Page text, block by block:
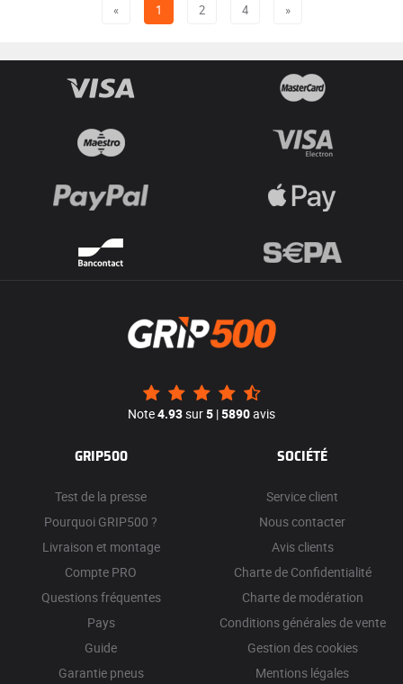
« 1 2 4 »
Note4.93sur5 |5890avis
GRIP500
Test de la presse
Pourquoi GRIP500 ?
Livraison et montage
Compte PRO
Questions fréquentes
Pays
Guide
Garantie pneus
SOCIÉTÉ
Service client
Nous contacter
Avis clients
Charte de Confidentialité
Charte de modération
Conditions générales de vente
Gestion des cookies
Mentions légales